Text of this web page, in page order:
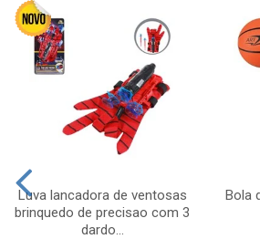
Luva lancadora de ventosas
brinquedo de precisao com 3
dardo...
Bola